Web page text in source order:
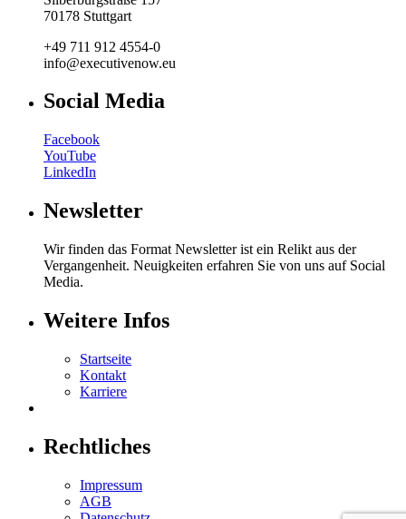
70178 Stuttgart
+49 711 912 4554-0
info@executivenow.eu
Social Media
Facebook
YouTube
LinkedIn
Newsletter
Wir finden das Format Newsletter ist ein Relikt aus der
Vergangenheit. Neuigkeiten erfahren Sie von uns auf Social
Media.
Weitere Infos
Startseite
Kontakt
Karriere
Rechtliches
Impressum
AGB